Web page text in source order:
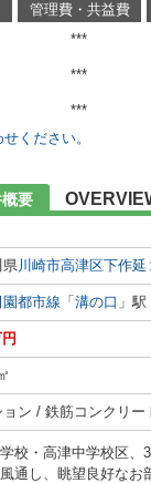
管理費・共益費
***
***
***
ください。
要
県川崎市高津区下作延
都市線 「 溝の口 」
ョン / 鉄筋コンクリー
校・高津中学校区、
通し、眺望良好なお